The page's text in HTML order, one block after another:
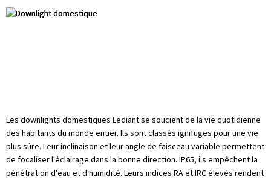
Les downlights domestiques Lediant se soucient de la vie quotidienne
des habitants du monde entier. Ils sont classés ignifuges pour une vie
plus sûre. Leur inclinaison et leur angle de faisceau variable permettent
de focaliser l'éclairage dans la bonne direction. IP65, ils empêchent la
pénétration d'eau et d'humidité. Leurs indices RA et IRC élevés rendent